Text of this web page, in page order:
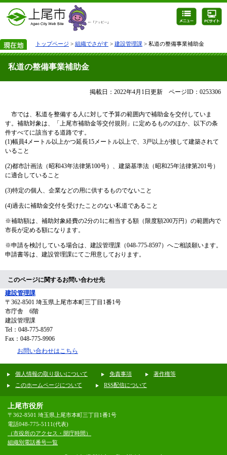
トップページ > 組織でさがす > 建設管理課 > 私道の整備事業補助金
私道の整備事業補助金
掲載日：2022年4月1日更新 ページID：0253306
市では、私道を整備する人に対して予算の範囲内で補助金を交付していま
す。補助対象は、「上尾市補助金等交付規則」に定めるもののほか、以下の条
件すべてに該当する道路です。
(1)幅員4メートル以上かつ延長15メートル以上で、3戸以上が接して建築されて
いること
(2)都市計画法（昭和43年法律第100号）、建築基準法（昭和25年法律第201号）
に適合していること
(3)特定の個人、企業などの用に供するものでないこと
(4)過去に補助金交付を受けたことのない私道であること
※補助額は、補助対象経費の2分の1に相当する額（限度額200万円）の範囲内で
市長が定める額になります。
※申請を検討している場合は、建設管理課（048-775-8597）へご相談願います。
申請書等は、建設管理課にてご用意しております。
このページに関するお問い合わせ先
建設管理課
〒362-8501 埼玉県上尾市本町三丁目1番1号
市庁舎 6階
建設管理課
Tel：048-775-8597
Fax：048-775-9906
お問い合わせはこちら
個人情報の取り扱いについて 免責事項
著作権等
このホームページについて
RSS配信について
上尾市役所
〒362-8501 埼玉県上尾市本町三丁目1番1号
電話048-775-5111(代表)
（市役所のアクセス・開庁時間）
組織別電話番号一覧